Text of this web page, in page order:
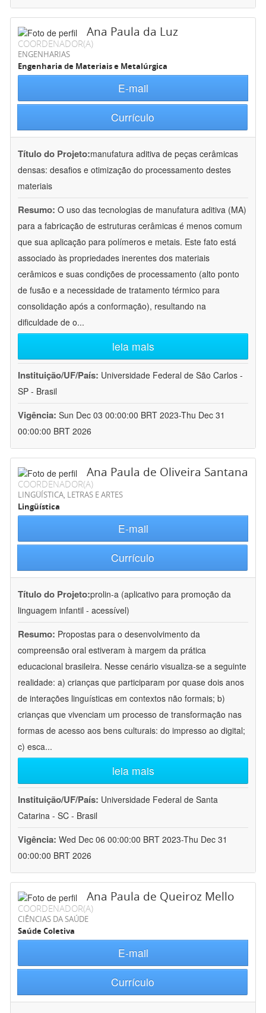
Ana Paula da Luz
COORDENADOR(A)
ENGENHARIAS
Engenharia de Materiais e Metalúrgica
E-mail
Currículo
Título do Projeto:manufatura aditiva de peças cerâmicas
densas: desafios e otimização do processamento destes
materiais
Resumo: O uso das tecnologias de manufatura aditiva (MA)
para a fabricação de estruturas cerâmicas é menos comum
que sua aplicação para polímeros e metais. Este fato está
associado às propriedades inerentes dos materiais
cerâmicos e suas condições de processamento (alto ponto
de fusão e a necessidade de tratamento térmico para
consolidação após a conformação), resultando na
dificuldade de o...
leia mais
Instituição/UF/País: Universidade Federal de São Carlos -
SP - Brasil
Vigência: Sun Dec 03 00:00:00 BRT 2023-Thu Dec 31
00:00:00 BRT 2026
Ana Paula de Oliveira Santana
COORDENADOR(A)
LINGÜÍSTICA, LETRAS E ARTES
Lingüística
E-mail
Currículo
Título do Projeto:prolin-a (aplicativo para promoção da
linguagem infantil - acessível)
Resumo: Propostas para o desenvolvimento da
compreensão oral estiveram à margem da prática
educacional brasileira. Nesse cenário visualiza-se a seguinte
realidade: a) crianças que participaram por quase dois anos
de interações linguísticas em contextos não formais; b)
crianças que vivenciam um processo de transformação nas
formas de acesso aos bens culturais: do impresso ao digital;
c) esca...
leia mais
Instituição/UF/País: Universidade Federal de Santa
Catarina - SC - Brasil
Vigência: Wed Dec 06 00:00:00 BRT 2023-Thu Dec 31
00:00:00 BRT 2026
Ana Paula de Queiroz Mello
COORDENADOR(A)
CIÊNCIAS DA SAÚDE
Saúde Coletiva
E-mail
Currículo